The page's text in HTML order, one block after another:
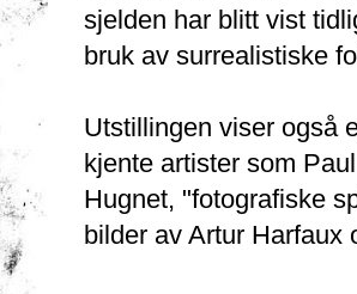
sjelden har blitt vist
bruk av surrealistiske
Utstillingen viser også
kjente artister som
Hugnet, "fotografiske
bilder av Artur Harfaux